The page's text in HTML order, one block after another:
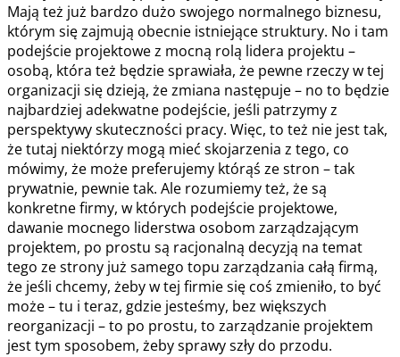
Mają też już bardzo dużo swojego normalnego biznesu,
którym się zajmują obecnie istniejące struktury. No i tam
podejście projektowe z mocną rolą lidera projektu –
osobą, która też będzie sprawiała, że pewne rzeczy w tej
organizacji się dzieją, że zmiana następuje – no to będzie
najbardziej adekwatne podejście, jeśli patrzymy z
perspektywy skuteczności pracy. Więc, to też nie jest tak,
że tutaj niektórzy mogą mieć skojarzenia z tego, co
mówimy, że może preferujemy którąś ze stron – tak
prywatnie, pewnie tak. Ale rozumiemy też, że są
konkretne firmy, w których podejście projektowe,
dawanie mocnego liderstwa osobom zarządzającym
projektem, po prostu są racjonalną decyzją na temat
tego ze strony już samego topu zarządzania całą firmą,
że jeśli chcemy, żeby w tej firmie się coś zmieniło, to być
może – tu i teraz, gdzie jesteśmy, bez większych
reorganizacji – to po prostu, to zarządzanie projektem
jest tym sposobem, żeby sprawy szły do przodu.